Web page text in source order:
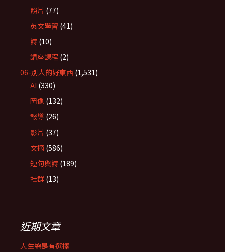
照片 (77)
英文學習 (41)
詩 (10)
講座課程 (2)
06-別人的好東西 (1,531)
AI (330)
圖像 (132)
報導 (26)
影片 (37)
文摘 (586)
短句與詩 (189)
社群 (13)
近期文章
人生總是有選擇